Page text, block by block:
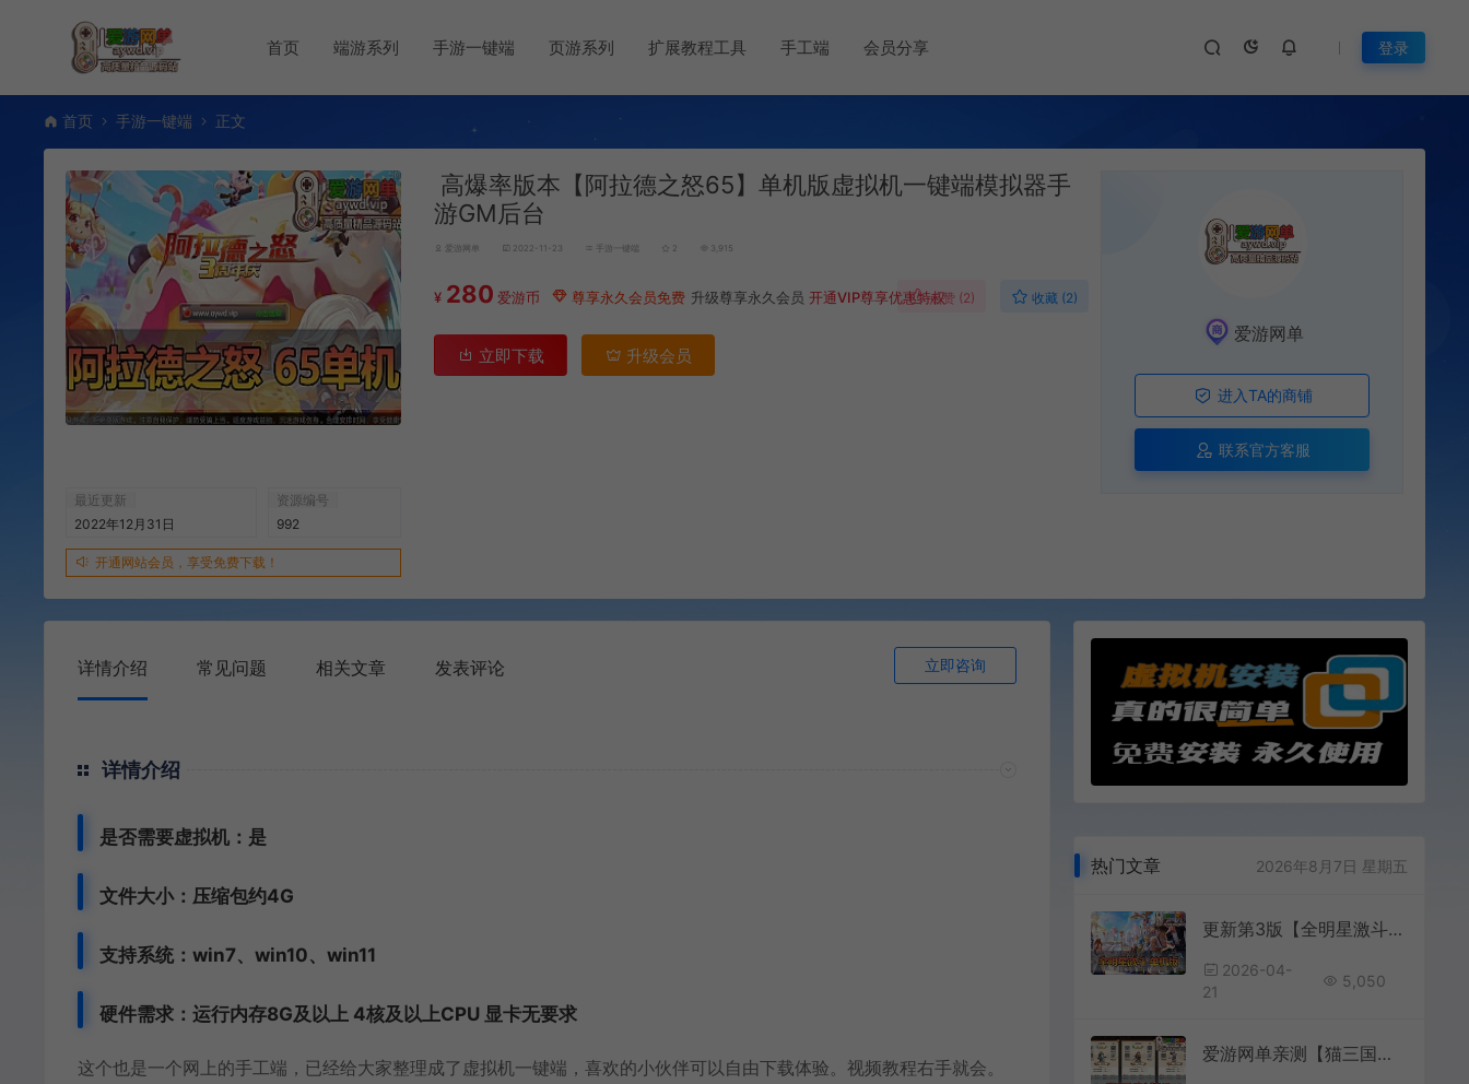
首页 端游系列 手游一键端 页游系列 扩展教程工具 手工端 会员分享 登录
首页 手游一键端 正文
最近更新
2022年12月31日
资源编号
992
开通网站会员，享受免费下载！
高爆率版本【阿拉德之怒65】单机版虚拟机一键端模拟器手
游GM后台
爱游网单 2022-11-23 手游一键端 2 3,915
¥ 280 爱游币 尊享永久会员免费 升级尊享永久会员 开通VIP尊享优惠特权点赞 (2) 收藏 (2)
立即下载 升级会员
爱游网单
进入TA的商铺
联系官方客服
详情介绍 常见问题 相关文章 发表评论 立即咨询
详情介绍
是否需要虚拟机：是
文件大小：压缩包约4G
支持系统：win7、win10、win11
硬件需求：运行内存8G及以上 4核及以上CPU 显卡无要求
这个也是一个网上的手工端，已经给大家整理成了 虚拟机一键端 ，喜欢的小伙伴可以自由下载体验。视频教程右手就会。
热门文章 2026年8月7日 星期五
更新第3版【全明星激斗】单机代金券内购修复版二次元回合制格斗养成带GM后台视频安装教学虚拟机一键端支持手机局域网
2026-04-
21
5,050
爱游网单亲测【猫三国魂心版】更新第二版修复跨服 最新整理H5单机版手游 带GM物品后台 猫币内购 虚拟机一键端 视频安装教学 支持自配家庭局域网+手工端文本教学